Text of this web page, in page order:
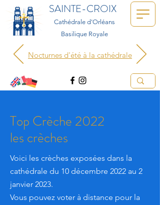
SAINTE-CROIX
Cathédrale d'Orléans
Basilique Royale
Nocturnes d'été à la cathédrale
Top Crèche 2022
les crèches
Voici les crèches exposées dans la
cathédrale du 10 décembre 2022 au 2
janvier 2023.
Vous pouvez voter à distance pour la